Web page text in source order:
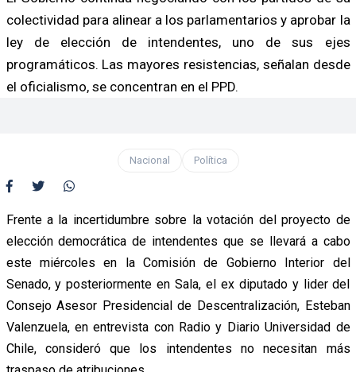
colectividad para alinear a los parlamentarios y aprobar la
ley de elección de intendentes, uno de sus ejes
programáticos. Las mayores resistencias, señalan desde
el oficialismo, se concentran en el PPD.
Nacional Política
Frente a la incertidumbre sobre la votación del proyecto de
elección democrática de intendentes que se llevará a cabo
este miércoles en la Comisión de Gobierno Interior del
Senado, y posteriormente en Sala, el ex diputado y lider del
Consejo Asesor Presidencial de Descentralización, Esteban
Valenzuela, en entrevista con Radio y Diario Universidad de
Chile, consideró que los intendentes no necesitan más